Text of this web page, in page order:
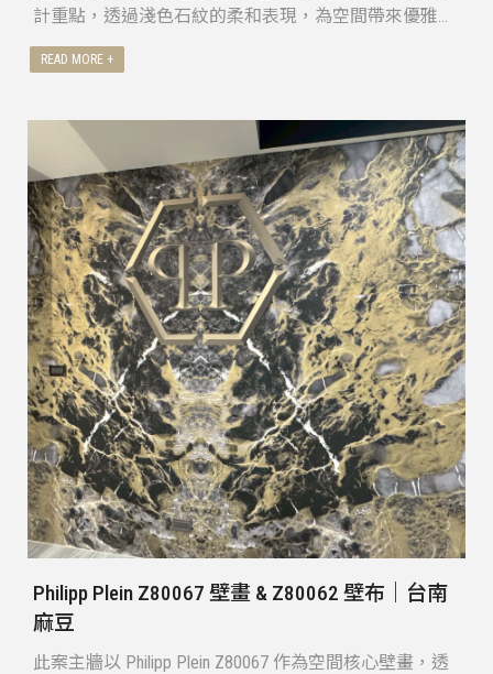
計重點，透過淺色石紋的柔和表現，為空間帶來優雅的
背景層次。
設計師運用此款壁布和溫潤木質飾板、隱藏燈光配置，
Philipp Plein Z80067 壁畫 & Z80062 壁布｜台南
麻豆
此案主牆以 Philipp Plein Z80067 作為空間核心壁畫，透